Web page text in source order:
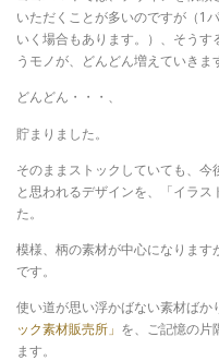
いただくことが多いのですが（1
いく場合もあります。）、そう
うモノが、どんどん増えていきま
どんどん・・・、
貯まりました。
そのままストックしていても、
と思われるデザインを、「イラ
た。
模様、柄の素材が中心になりま
です。
使い道が思い浮かばない素材ばか
ック素材販売所」 を、ご記憶の片
ます。